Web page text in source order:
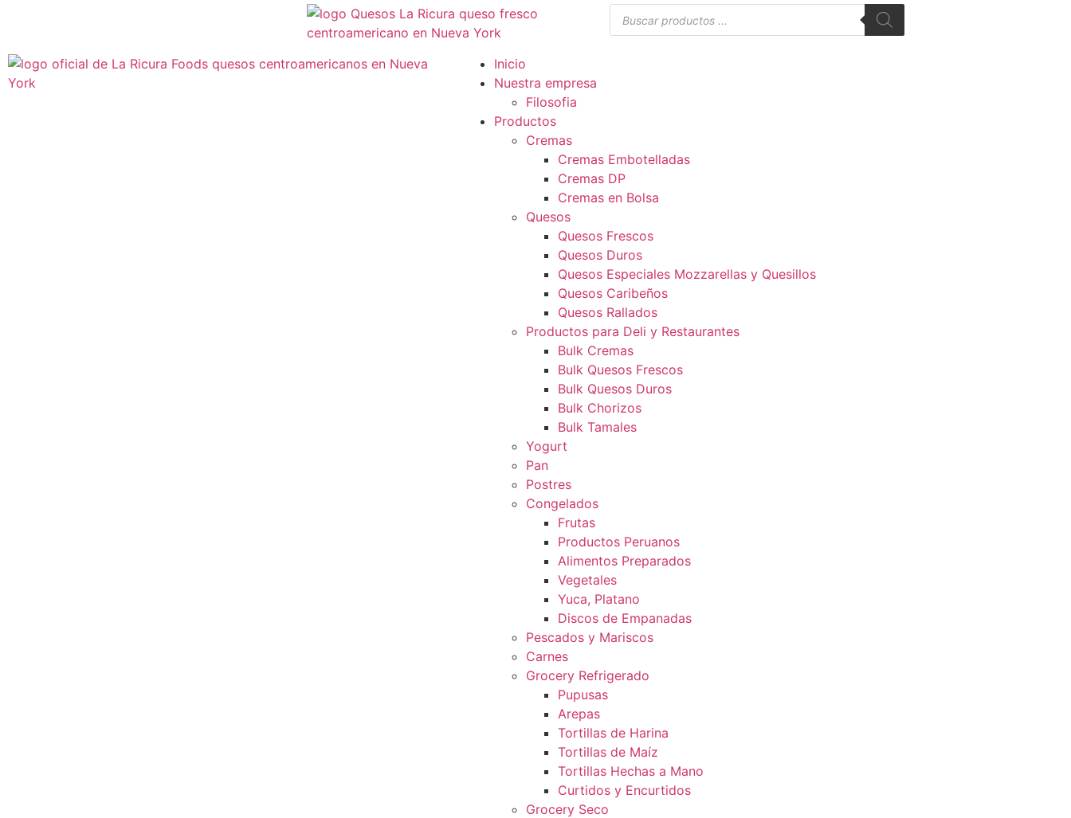
Inicio
Nuestra empresa
Filosofia
Productos
Cremas
Cremas Embotelladas
Cremas DP
Cremas en Bolsa
Quesos
Quesos Frescos
Quesos Duros
Quesos Especiales Mozzarellas y Quesillos
Quesos Caribeños
Quesos Rallados
Productos para Deli y Restaurantes
Bulk Cremas
Bulk Quesos Frescos
Bulk Quesos Duros
Bulk Chorizos
Bulk Tamales
Yogurt
Pan
Postres
Congelados
Frutas
Productos Peruanos
Alimentos Preparados
Vegetales
Yuca, Platano
Discos de Empanadas
Pescados y Mariscos
Carnes
Grocery Refrigerado
Pupusas
Arepas
Tortillas de Harina
Tortillas de Maíz
Tortillas Hechas a Mano
Curtidos y Encurtidos
Grocery Seco